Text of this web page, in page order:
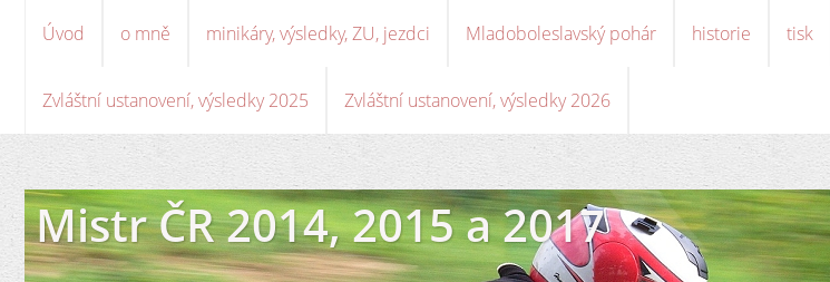
Úvod o mně minikáry, výsledky, ZU, jezdci Mladoboleslavský pohár historie tisk
Zvláštní ustanovení, výsledky 2025 Zvláštní ustanovení, výsledky 2026
Mistr ČR 2014, 2015 a 2017